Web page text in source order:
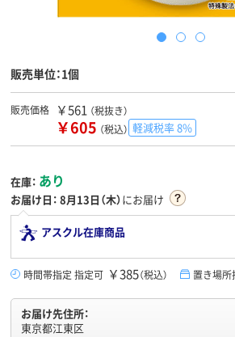
販売単位：1個
販売価格 ￥561 （税抜き）
￥605 （税込） 軽減税率 8%
在庫： あり
お届け日： 8月13日（木）にお届け
アスクル在庫商品
時間帯指定 指定可 ￥385（税込） 置き場
お届け先住所：
東京都江東区